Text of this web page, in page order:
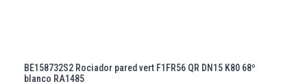
BE158732S2 Rociador pared vert F1FR56 QR DN15 K80 68º
blanco RA1485